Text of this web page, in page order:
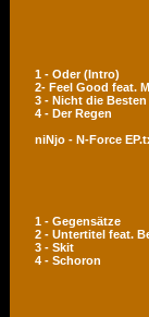
1 - Oder (Intro)
2- Feel Good feat.
3 - Nicht die Besten
4 - Der Regen
niNjo - N-Force
1 - Gegensätze
2 - Untertitel feat.
3 - Skit
4 - Schoron